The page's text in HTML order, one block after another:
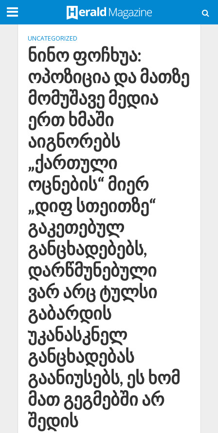
UNCATEGORIZED
ნინო ფოჩხუა:
ოპოზიცია და მათზე
მომუშავე მედია
ერთ ხმაში
აიგნორებს
„ქართული
ოცნების“ მიერ
„დიფ სთეითზე“
გაკეთებულ
განცხადებებს,
დარწმუნებული
ვარ არც ტულსი
გაბარდის
უკანასკნელ
განცხადებას
გაანიუსებს, ეს ხომ
მათ გეგმებში არ
შედის